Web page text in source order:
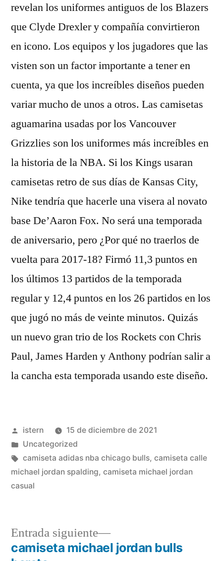
revelan los uniformes antiguos de los Blazers
que Clyde Drexler y compañía convirtieron
en icono. Los equipos y los jugadores que las
visten son un factor importante a tener en
cuenta, ya que los increíbles diseños pueden
variar mucho de unos a otros. Las camisetas
aguamarina usadas por los Vancouver
Grizzlies son los uniformes más increíbles en
la historia de la NBA. Si los Kings usaran
camisetas retro de sus días de Kansas City,
Nike tendría que hacerle una visera al novato
base De’Aaron Fox. No será una temporada
de aniversario, pero ¿Por qué no traerlos de
vuelta para 2017-18? Firmó 11,3 puntos en
los últimos 13 partidos de la temporada
regular y 12,4 puntos en los 26 partidos en los
que jugó no más de veinte minutos. Quizás
un nuevo gran trio de los Rockets con Chris
Paul, James Harden y Anthony podrían salir a
la cancha esta temporada usando este diseño.
Publicado
por
istern
15 de diciembre de 2021
Publicado
en
Uncategorized
Etiquetas:
camiseta adidas nba chicago bulls, camiseta calle
michael jordan spalding, camiseta michael jordan
casual
Entrada siguiente
Entrada
siguiente:
camiseta michael jordan bulls